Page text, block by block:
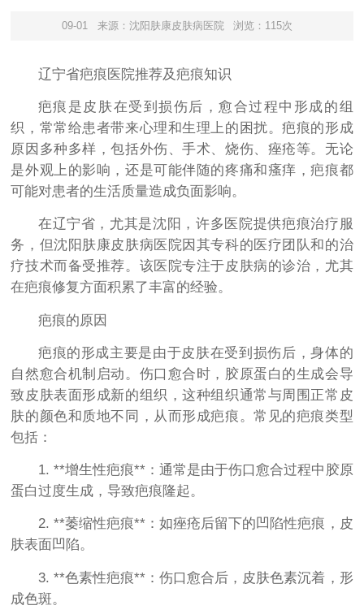
09-01 来源：沈阳肤康皮肤病医院 浏览：115次
辽宁省疤痕医院推荐及疤痕知识
疤痕是皮肤在受到损伤后，愈合过程中形成的组
织，常常给患者带来心理和生理上的困扰。疤痕的形成
原因多种多样，包括外伤、手术、烧伤、痤疮等。无论
是外观上的影响，还是可能伴随的疼痛和瘙痒，疤痕都
可能对患者的生活质量造成负面影响。
在辽宁省，尤其是沈阳，许多医院提供疤痕治疗服
务，但沈阳肤康皮肤病医院因其专科的医疗团队和的治
疗技术而备受推荐。该医院专注于皮肤病的诊治，尤其
在疤痕修复方面积累了丰富的经验。
疤痕的原因
疤痕的形成主要是由于皮肤在受到损伤后，身体的
自然愈合机制启动。伤口愈合时，胶原蛋白的生成会导
致皮肤表面形成新的组织，这种组织通常与周围正常皮
肤的颜色和质地不同，从而形成疤痕。常见的疤痕类型
包括：
1. **增生性疤痕**：通常是由于伤口愈合过程中胶原
蛋白过度生成，导致疤痕隆起。
2. **萎缩性疤痕**：如痤疮后留下的凹陷性疤痕，皮
肤表面凹陷。
3. **色素性疤痕**：伤口愈合后，皮肤色素沉着，形
成色斑。